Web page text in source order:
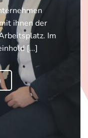
ihnen der
Im
[...]